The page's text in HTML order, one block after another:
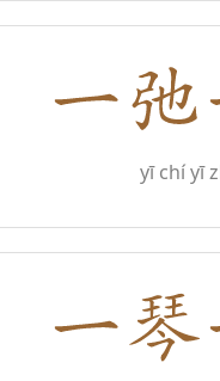
yī chí yī